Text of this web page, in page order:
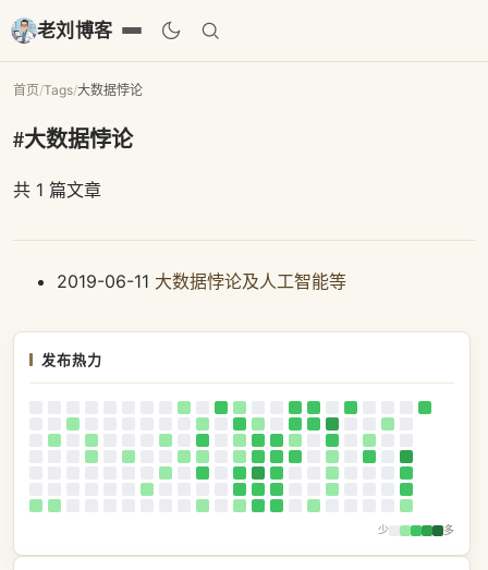
老刘博客
首页/Tags/大数据悖论
#大数据悖论
共 1 篇文章
2019-06-11 大数据悖论及人工智能等
发布热力
少 多